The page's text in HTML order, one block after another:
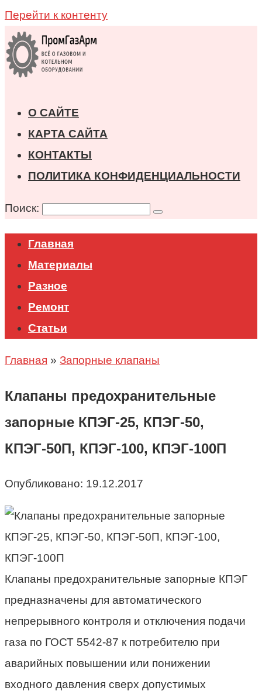
Перейти к контенту
О САЙТЕ
КАРТА САЙТА
КОНТАКТЫ
ПОЛИТИКА КОНФИДЕНЦИАЛЬНОСТИ
Поиск:
Главная
Материалы
Разное
Ремонт
Статьи
Главная » Запорные клапаны
Клапаны предохранительные
запорные КПЭГ-25, КПЭГ-50,
КПЭГ-50П, КПЭГ-100, КПЭГ-100П
Опубликовано: 19.12.2017
Клапаны предохранительные запорные КПЭГ
предназначены для автоматического
непрерывного контроля и отключения подачи
газа по ГОСТ 5542-87 к потребителю при
аварийных повышении или понижении
входного давления сверх допустимых